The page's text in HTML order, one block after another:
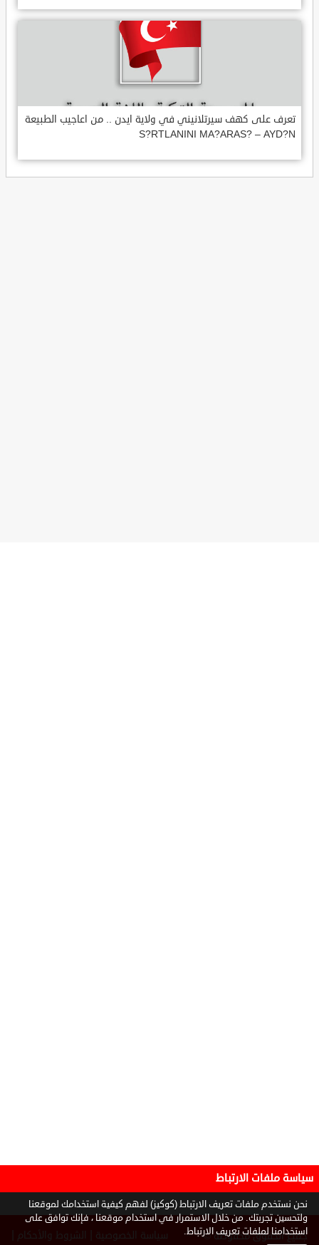
تعرف على كهف سيرتلانيني في ولاية ايدن .. من اعاجيب الطبيعة
S?RTLANINI MA?ARAS? – AYD?N
جميع الحقوق محفوظة ©
سياسة الخصوصية الشروط والأحكام
سياسة ملفات الارتباط
نحن نستخدم ملفات تعريف الارتباط (كوكيز) لفهم كيفية استخدامك لموقعنا
ولتحسين تجربتك. من خلال الاستمرار في استخدام موقعنا ، فإنك توافق على
استخدامنا لملفات تعريف الارتباط.